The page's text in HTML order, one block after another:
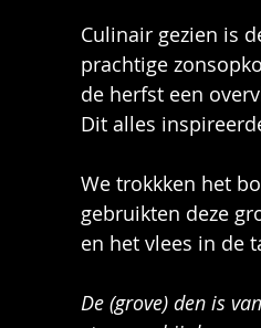
Culinair gezien is
prachtige
de herfst een
Dit alles
We trokkken het
gebruikten deze
en het vlees in de
De (grove) den is